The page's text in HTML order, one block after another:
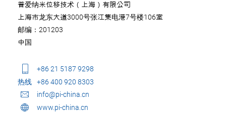
普爱纳米位移技术（上海）有限公司
上海市龙东大道3000号张江集电港7号楼106室
邮编：201203
中国
+86 21 5187 9298
热线
+86 400 920 8303
info@pi-china.cn
www.pi-china.cn